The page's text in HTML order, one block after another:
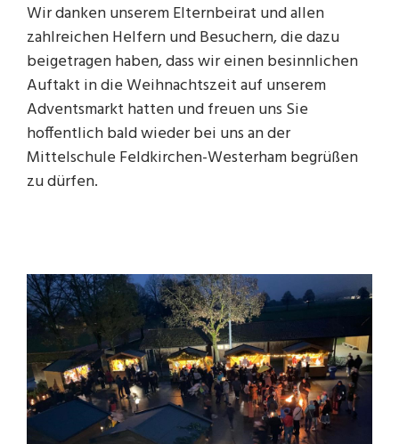
Wir danken unserem Elternbeirat und allen
zahlreichen Helfern und Besuchern, die dazu
beigetragen haben, dass wir einen besinnlichen
Auftakt in die Weihnachtszeit auf unserem
Adventsmarkt hatten und freuen uns Sie
hoffentlich bald wieder bei uns an der
Mittelschule Feldkirchen-Westerham begrüßen
zu dürfen.